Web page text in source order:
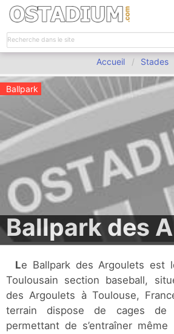
Accueil Stades
Ballpark
Ballpark des
Le Ballpark des Argoulets est le terrain du Stade
Toulousain section baseball,
des Argoulets à Toulouse,
terrain dispose de cages de
permettant de s’entraîner même